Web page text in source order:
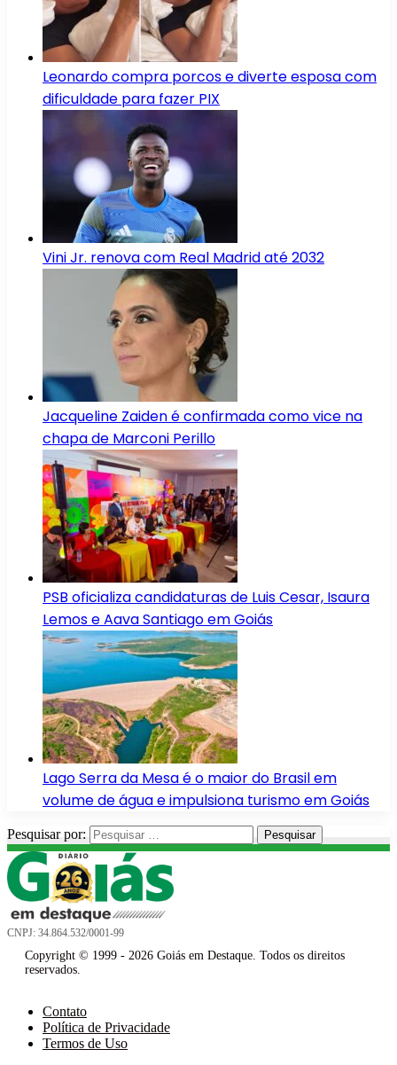
Leonardo compra porcos e diverte esposa com
dificuldade para fazer PIX
Vini Jr. renova com Real Madrid até 2032
Jacqueline Zaiden é confirmada como vice na
chapa de Marconi Perillo
PSB oficializa candidaturas de Luis Cesar, Isaura
Lemos e Aava Santiago em Goiás
Lago Serra da Mesa é o maior do Brasil em
volume de água e impulsiona turismo em Goiás
Pesquisar por:
CNPJ: 34.864.532/0001-99
Copyright © 1999 - 2026 Goiás em Destaque. Todos os direitos
reservados.
Contato
Política de Privacidade
Termos de Uso